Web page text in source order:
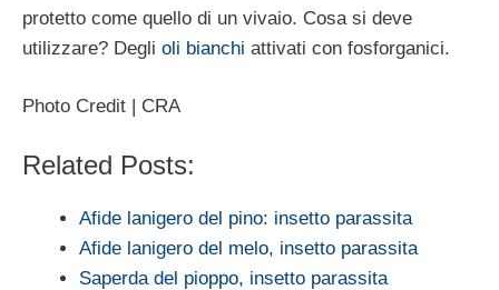
protetto come quello di un vivaio. Cosa si deve
utilizzare? Degli oli bianchi attivati con fosforganici.
Photo Credit | CRA
Related Posts:
Afide lanigero del pino: insetto parassita
Afide lanigero del melo, insetto parassita
Saperda del pioppo, insetto parassita